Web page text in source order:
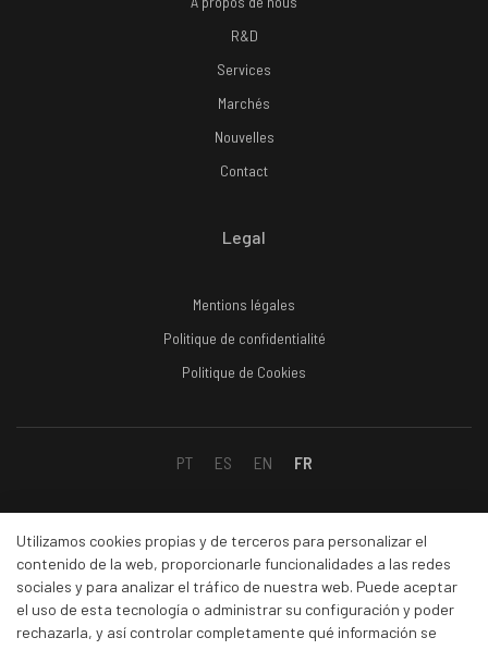
R&D
Services
Marchés
Nouvelles
Contact
Legal
Mentions légales
Politique de confidentialité
Politique de Cookies
PT ES EN FR
Facebook
Linkedin
Utilizamos cookies propias y de terceros para personalizar el
contenido de la web, proporcionarle funcionalidades a las redes
sociales y para analizar el tráfico de nuestra web. Puede aceptar
el uso de esta tecnología o administrar su configuración y poder
rechazarla, y así controlar completamente qué información se